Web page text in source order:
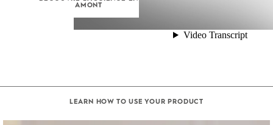
AMONT
LEARN HOW TO USE YOUR PRODUCT